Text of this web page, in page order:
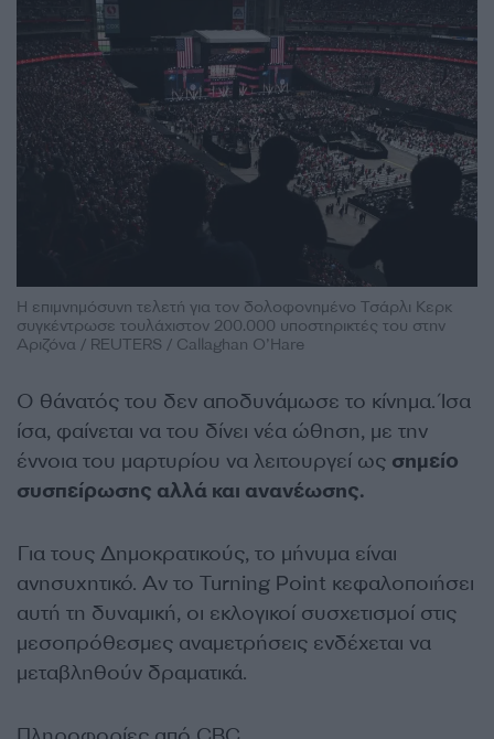
Η επιμνημόσυνη τελετή για τον δολοφονημένο Τσάρλι Κερκ
συγκέντρωσε τουλάχιστον 200.000 υποστηρικτές του στην
Αριζόνα / REUTERS / Callaghan O’Hare
Ο θάνατός του δεν αποδυνάμωσε το κίνημα. Ίσα
ίσα, φαίνεται να του δίνει νέα ώθηση, με την
έννοια του μαρτυρίου να λειτουργεί ως σημείο
συσπείρωσης αλλά και ανανέωσης.
Για τους Δημοκρατικούς, το μήνυμα είναι
ανησυχητικό. Αν το Turning Point κεφαλοποιήσει
αυτή τη δυναμική, οι εκλογικοί συσχετισμοί στις
μεσοπρόθεσμες αναμετρήσεις ενδέχεται να
μεταβληθούν δραματικά.